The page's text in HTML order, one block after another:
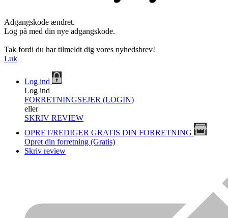
Adgangskode ændret.
Log på med din nye adgangskode.
Tak fordi du har tilmeldt dig vores nyhedsbrev!
Luk
Log ind
Log ind
FORRETNINGSEJER (LOGIN)
eller
SKRIV REVIEW
OPRET/REDIGER GRATIS DIN FORRETNING
Opret din forretning (Gratis)
Skriv review